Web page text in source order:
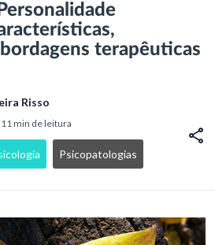
terapêuticas
Risso
11 min de leitura
Psicopatologias